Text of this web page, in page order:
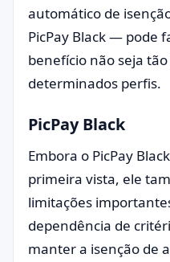
automático de
PicPay Black — pode
benefício não seja
determinados perfis.
PicPay Black
Embora o PicPay
primeira vista, ele
limitações
dependência de
manter a isenção de